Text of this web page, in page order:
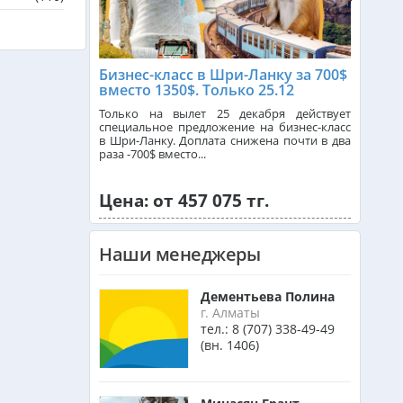
Сингапур из Алматы
Танзания из Алматы
Израиль из Алматы
Маврикий из Алматы
Оман из Алматы
Бизнес-класс в Шри-Ланку за 700$
вместо 1350$. Только 25.12
Только на вылет 25 декабря действует
специальное предложение на бизнес-класс
в Шри-Ланку. Доплата снижена почти в два
раза -700$ вместо...
Цена: от 457 075 тг.
Наши менеджеры
Дементьева Полина
г. Алматы
тел.: 8 (707) 338-49-49
(вн. 1406)